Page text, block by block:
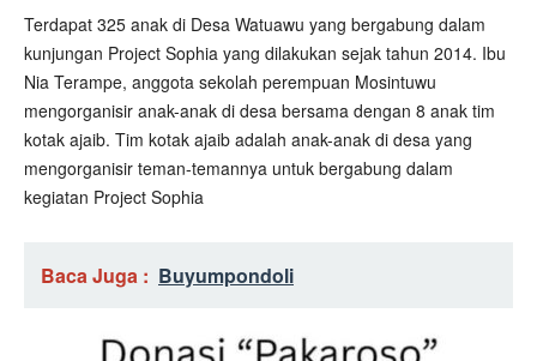
Terdapat 325 anak di Desa Watuawu yang bergabung dalam
kunjungan Project Sophia yang dilakukan sejak tahun 2014. Ibu
Nia Terampe, anggota sekolah perempuan Mosintuwu
mengorganisir anak-anak di desa bersama dengan 8 anak tim
kotak ajaib. Tim kotak ajaib adalah anak-anak di desa yang
mengorganisir teman-temannya untuk bergabung dalam
kegiatan Project Sophia
Baca Juga : Buyumpondoli